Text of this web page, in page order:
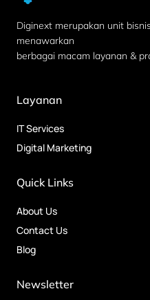
Diginext merupakan unit
menawarkan
berbagai macam layanan &
Layanan
IT Services
Digital Marketing
Quick Links
About Us
Contact Us
Blog
Newsletter